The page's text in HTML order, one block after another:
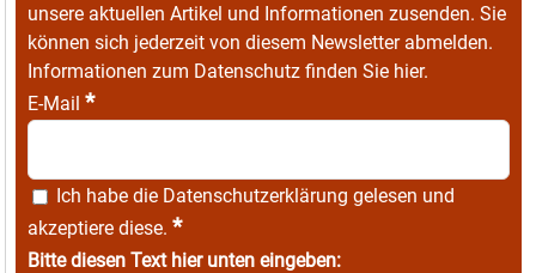
unsere aktuellen Artikel und Informationen zusenden. Sie
können sich jederzeit von diesem Newsletter abmelden.
Informationen zum Datenschutz finden Sie hier.
E-Mail *
Ich habe die Datenschutzerklärung gelesen und
akzeptiere diese. *
Bitte diesen Text hier unten eingeben: